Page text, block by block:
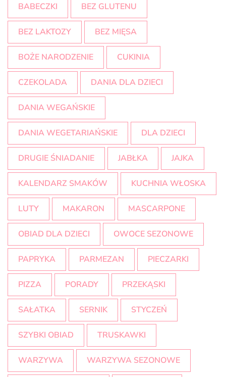
BABECZKI BEZ GLUTENU
BEZ LAKTOZY BEZ MIĘSA
BOŻE NARODZENIE CUKINIA
CZEKOLADA DANIA DLA DZIECI
DANIA WEGAŃSKIE
DANIA WEGETARIAŃSKIE DLA DZIECI
DRUGIE ŚNIADANIE JABŁKA JAJKA
KALENDARZ SMAKÓW KUCHNIA WŁOSKA
LUTY MAKARON MASCARPONE
OBIAD DLA DZIECI OWOCE SEZONOWE
PAPRYKA PARMEZAN PIECZARKI
PIZZA PORADY PRZEKĄSKI
SAŁATKA SERNIK STYCZEŃ
SZYBKI OBIAD TRUSKAWKI
WARZYWA WARZYWA SEZONOWE